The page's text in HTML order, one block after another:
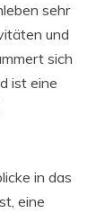
sehr
und
sich
ist eine
in das
eine